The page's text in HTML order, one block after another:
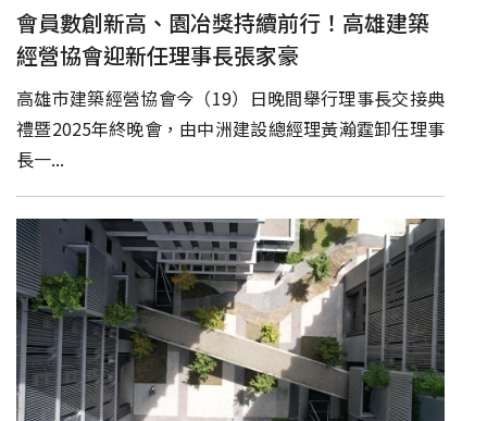
會員數創新高、園冶獎持續前行！高雄建築
經營協會迎新任理事長張家豪
高雄市建築經營協會今（19）日晚間舉行理事長交接典
禮暨2025年終晚會，由中洲建設總經理黃瀚霆卸任理事
長一...